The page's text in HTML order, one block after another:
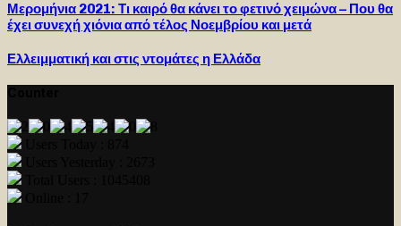
Μερομήνια 2021: Τι καιρό θα κάνει το φετινό χειμώνα – Που θα
έχει συνεχή χιόνια από τέλος Νοεμβρίου και μετά
Ελλειμματική και στις ντομάτες η Ελλάδα